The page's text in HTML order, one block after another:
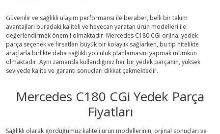
Güvenilir ve sağlıklı ulaşım performansı ile beraber, belli bir takım
avantajları buradaki kaliteli ve heyecan yaratan ürün modelleri ile
değerlendirmek önemli olmaktadır. Mercedes C180 CGi orjinal yedek
parça seçenek ve fırsatları büyük bir kolaylık sağlarken, bu tip nitelikte
araçlarla birlikte daha sağlıklı yolculuk planlamasını yapmak mümkün
olmaktadır. Aynı zamanda kullandığınız her bir yedek parçanın, yüksek
seviyede kalite ve garanti sonuçları dikkat çekmektedir.
Mercedes C180 CGi Yedek Parça
Fiyatları
Sağlıklı olarak gördüğümüz kaliteli ürün modellerinin, orjinal sonuçları ve